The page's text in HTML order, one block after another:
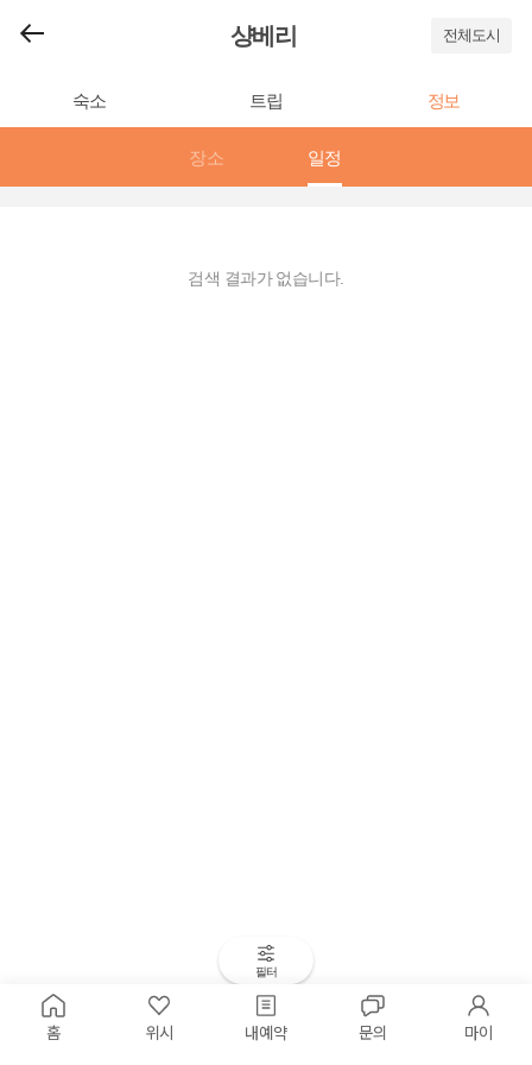
샹베리 전체도시
숙소 트립 정보
장소 일정
필터
검색 결과가 없습니다.
홈 위시 내예약 문의 마이